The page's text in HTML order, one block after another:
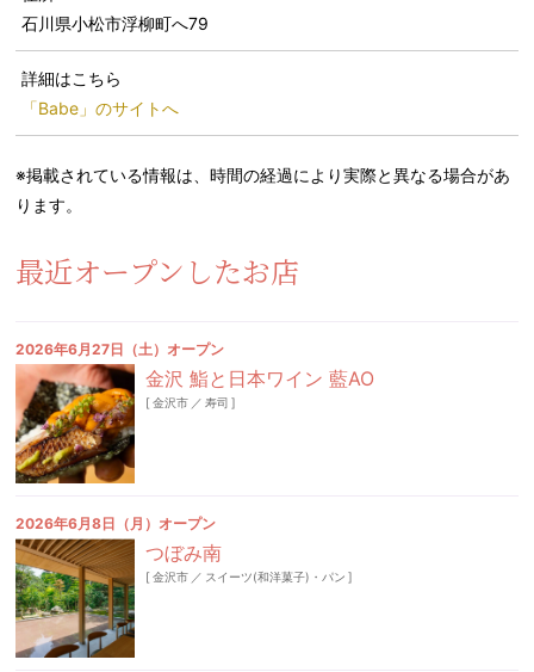
石川県小松市浮柳町へ79
詳細はこちら
「Babe」のサイトへ
※掲載されている情報は、時間の経過により実際と異なる場合があ
ります。
最近オープンしたお店
2026年6月27日（土）オープン
金沢 鮨と日本ワイン 藍AO
[金沢市 ／ 寿司 ]
2026年6月8日（月）オープン
つぼみ南
[金沢市 ／ スイーツ(和洋菓子)・パン ]